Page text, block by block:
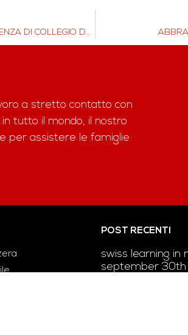
SVIZZERA – DOVE TUO FIGLIO POTRÀ VIVERE UN’ESPERIENZA DI COLLEGIO DAVVERO UNICA.
a stretto contatto con
tutto il mondo, il nostro
per assistere le famiglie
POST RECENTI
swiss learning in
september